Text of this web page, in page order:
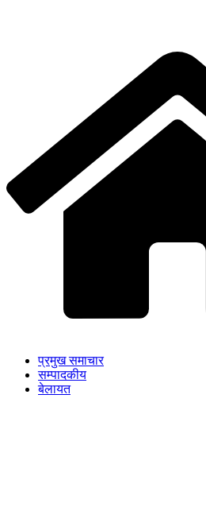
प्रमुख समाचार
सम्पादकीय
बेलायत